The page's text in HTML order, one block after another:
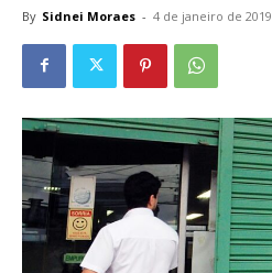
By Sidnei Moraes - 4 de janeiro de 2019